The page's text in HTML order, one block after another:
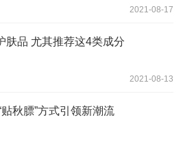
2021-08-17
肤品 尤其推荐这4类成分
2021-08-13
秋膘”方式引领新潮流